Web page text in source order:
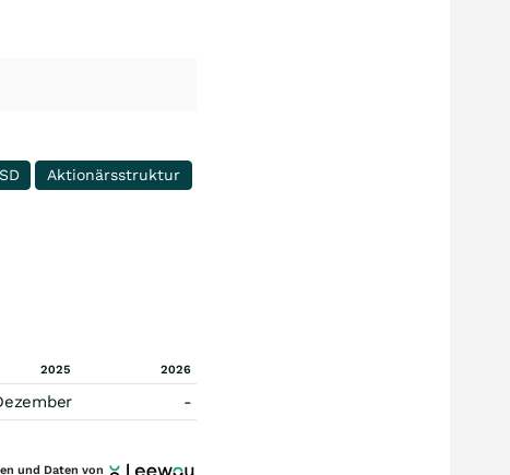
Aktionärsstruktur
2025 2026
-
und Daten von